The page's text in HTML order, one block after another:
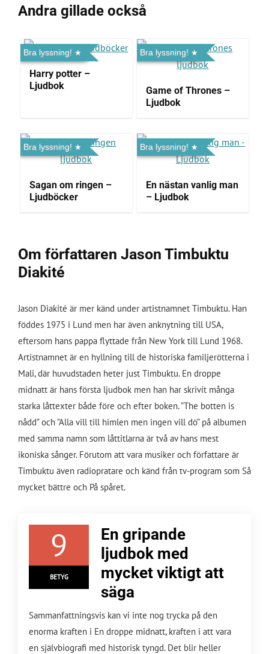
Andra gillade också
Bra lyssning!
Harry potter –
Ljudbok
Bra lyssning!
Game of Thrones –
Ljudbok
Bra lyssning!
Sagan om ringen –
Ljudböcker
Bra lyssning!
En nästan vanlig man
– Ljudbok
Om författaren Jason Timbuktu
Diakité
Jason Diakité är mer känd under artistnamnet Timbuktu. Han
föddes 1975 i Lund men har även anknytning till USA,
eftersom hans pappa flyttade från New York till Lund 1968.
Artistnamnet är en hyllning till de historiska familjerötterna i
Mali, där huvudstaden heter just Timbuktu. En droppe
midnatt är hans första ljudbok men han har skrivit många
starka låttexter både före och efter boken. ”The botten is
nådd” och ”Alla vill till himlen men ingen vill dö” på albumen
med samma namn som låttitlarna är två av hans mest
ikoniska sånger. Förutom att vara musiker och författare är
Timbuktu även radiopratare och känd från tv-program som Så
mycket bättre och På spåret.
9
BETYG
En gripande
ljudbok med
mycket viktigt att
säga
Sammanfattningsvis kan vi inte nog trycka på den
enorma kraften i En droppe midnatt, kraften i att vara
en självbiografi med historisk tyngd. Det blir heller